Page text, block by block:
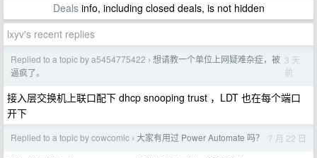
Dealsinfo, including closed deals, is not hidden
lxyv's recent replies
Replied to a topic by a5454775422 › 想请教一个单位上网疑难杂症，被
逼疯了。
3 天
前
接入层交换机上联口配下 dhcp snooping trust ，LDT 也在每个端口
开下
Replied to a topic by cowcomic › 大家有用过 Power Automate 吗？ 7 月 22 日